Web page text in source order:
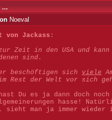
...
Noeval
von Jackass :
Zeit in den USA und
sind.
beschöftigen sich viele
im Rest der Welt vor sich
Du es ja dann doch
hasse!
sieht man ja immer wieder